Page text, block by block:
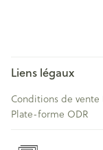
Liens légaux
Conditions de vente
Plate-forme ODR